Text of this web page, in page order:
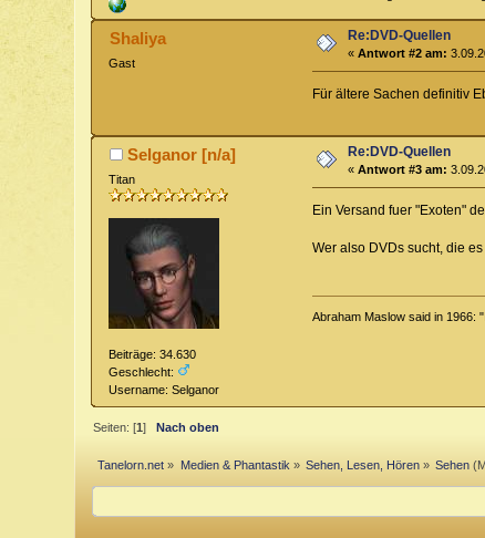
Shaliya
Gast
Re:DVD-Quellen
«Antwort #2 am:
Für ältere Sachen definitiv
Selganor [n/a]
Titan
Beiträge: 34.630
Geschlecht:
Username: Selganor
Re:DVD-Quellen
«Antwort #3 am:
Ein Versand fuer "Exoten"
Wer also DVDs sucht, die
Abraham Maslow said in 1966:
Seiten: [1]Nach oben
Tanelorn.net » Medien & Phantastik » Sehen, Lesen, Hören » Sehen